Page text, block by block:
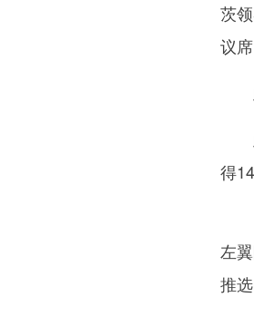
茨
议
此
此
得
另
左
推